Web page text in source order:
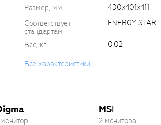
Размер, мм
400x401x411
Соответствует
стандартам
ENERGY STAR
Вес, кг 0.02
Все характеристики
монитор
MSI
2 монитора